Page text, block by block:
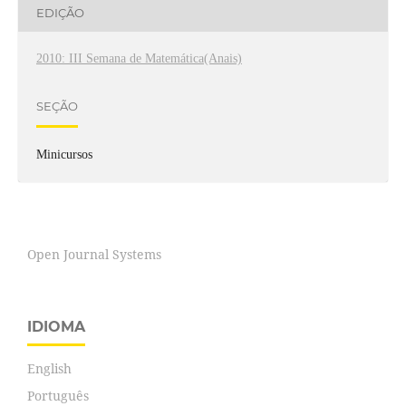
EDIÇÃO
2010: III Semana de Matemática(Anais)
SEÇÃO
Minicursos
Open Journal Systems
IDIOMA
English
Português